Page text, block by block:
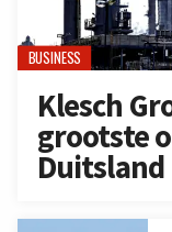
BUSINESS
Klesch
grootste
Duitsland